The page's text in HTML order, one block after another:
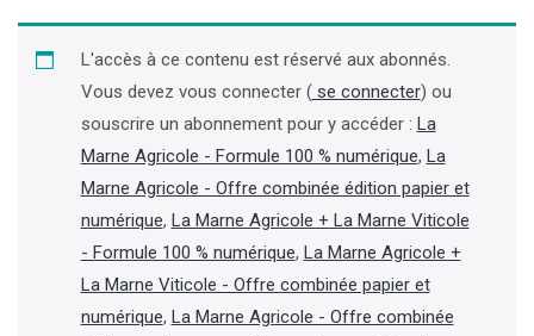
L'accès à ce contenu est réservé aux abonnés.
Vous devez vous connecter (se connecter) ou
souscrire un abonnement pour y accéder : La
Marne Agricole - Formule 100 % numérique, La
Marne Agricole - Offre combinée édition papier et
numérique, La Marne Agricole + La Marne Viticole
- Formule 100 % numérique, La Marne Agricole +
La Marne Viticole - Offre combinée papier et
numérique, La Marne Agricole - Offre combinée